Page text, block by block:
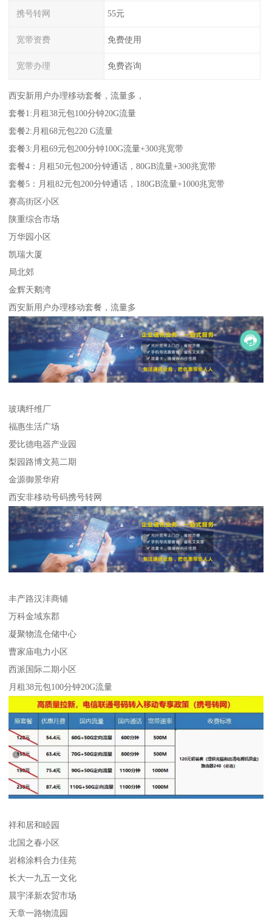
携号转网 55元
宽带资费 免费使用
宽带办理 免费咨询
西安新用户办理移动套餐，流量多，
套餐1:月租38元包100分钟20G流量
套餐2:月租68元包220 G流量
套餐3:月租69元包200分钟100G流量+300兆宽带
套餐4：月租50元包200分钟通话，80GB流量+300兆宽带
套餐5：月租82元包200分钟通话，180GB流量+1000兆宽带
赛高街区小区
陕重综合市场
万华园小区
凯瑞大厦
局北郊
金辉天鹅湾
西安新用户办理移动套餐，流量多
玻璃纤维厂
福惠生活广场
爱比德电器产业园
梨园路博文苑二期
金源御景华府
西安非移动号码携号转网
丰产路汉沣商铺
万科金域东郡
凝聚物流仓储中心
曹家庙电力小区
西派国际二期小区
月租38元包100分钟20G流量
祥和居和睦园
北国之春小区
岩棉涂料合力佳苑
长大一九五一文化
晨宇泽新农贸市场
天章一路物流园